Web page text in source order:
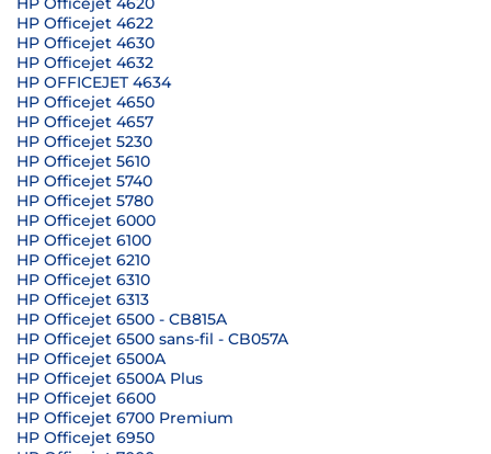
HP Officejet 4622
HP Officejet 4630
HP Officejet 4632
HP OFFICEJET 4634
HP Officejet 4650
HP Officejet 4657
HP Officejet 5230
HP Officejet 5610
HP Officejet 5740
HP Officejet 5780
HP Officejet 6000
HP Officejet 6100
HP Officejet 6210
HP Officejet 6310
HP Officejet 6313
HP Officejet 6500 - CB815A
HP Officejet 6500 sans-fil - CB057A
HP Officejet 6500A
HP Officejet 6500A Plus
HP Officejet 6600
HP Officejet 6700 Premium
HP Officejet 6950